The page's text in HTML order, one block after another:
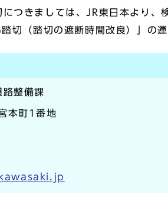
つきましては、JR東日本より
切（踏切の遮断時間改良）」の運
路整備課
本町1番地